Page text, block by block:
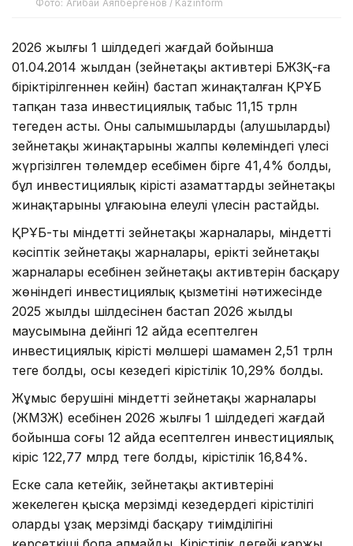
Фото: Агибай Аяпбергенов / Kazinform
2026 жылғы 1 шілдедегі жағдай бойынша
01.04.2014 жылдан (зейнетақы активтері БЖЗҚ-ға
біріктірілгеннен кейін) бастап жинақталған ҚРҰБ
тапқан таза инвестициялық табыс 11,15 трлн
теңгеден асты. Оның салымшылардың (алушылардың)
зейнетақы жинақтарының жалпы көлеміндегі үлесі
жүргізілген төлемдер есебімен бірге 41,4% болды,
бұл инвестициялық кірістің азаматтардың зейнетақы
жинақтарының ұлғаюына елеулі үлесін растайды.
ҚРҰБ-тың міндетті зейнетақы жарналары, міндетті
кәсіптік зейнетақы жарналары, ерікті зейнетақы
жарналары есебінен зейнетақы активтерін басқару
жөніндегі инвестициялық қызметінің нәтижесінде
2025 жылдың шілдесінен бастап 2026 жылдың
маусымына дейінгі 12 айда есептелген
инвестициялық кірістің мөлшері шамамен 2,51 трлн
теңге болды, осы кезеңдегі кірістілік 10,29% болды.
Жұмыс берушінің міндетті зейнетақы жарналары
(ЖМЗЖ) есебінен 2026 жылғы 1 шілдедегі жағдай
бойынша соңғы 12 айда есептелген инвестициялық
кіріс 122,77 млрд теңге болды, кірістілік 16,84%.
Еске сала кетейік, зейнетақы активтерінің
жекелеген қысқа мерзімді кезеңдердегі кірістілігі
оларды ұзақ мерзімді басқару тиімділігінің